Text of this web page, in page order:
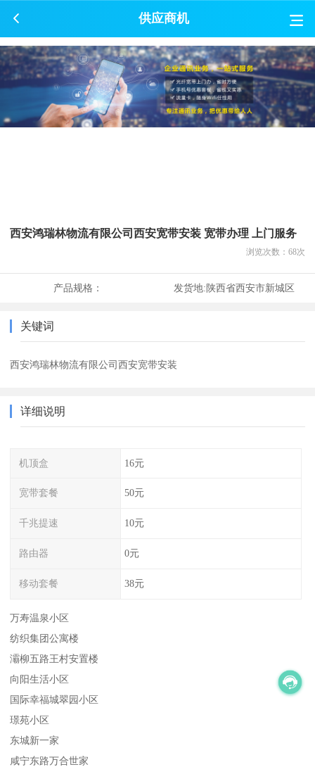
供应商机
西安鸿瑞林物流有限公司西安宽带安装 宽带办理 上门服务
浏览次数： 68次
产品规格： 发货地:陕西省西安市新城区
关键词
西安鸿瑞林物流有限公司西安宽带安装
详细说明
机顶盒 16元
宽带套餐 50元
千兆提速 10元
路由器 0元
移动套餐 38元
万寿温泉小区
纺织集团公寓楼
灞柳五路王村安置楼
向阳生活小区
国际幸福城翠园小区
璟苑小区
东城新一家
咸宁东路万合世家